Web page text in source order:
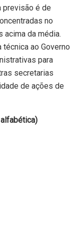
previsão é de
no
acima da média.
técnica ao Governo
para
secretarias
de ações de